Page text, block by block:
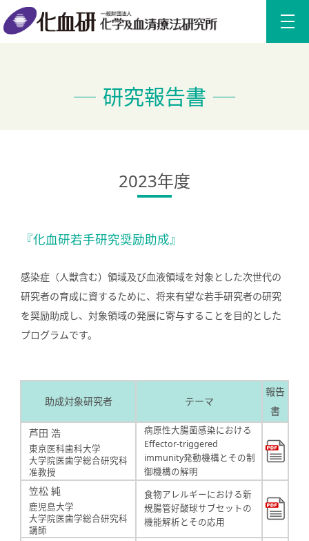
研究報告書
2023年度
『化血研若手研究奨励助成』
感染症（人獣含む）領域及び血液領域を対象とした次世代の
研究者の育成に資するために、将来有望な若手研究者の研究
を奨励助成し、対象領域の発展に寄与することを目的とした
プログラムです。
助成対象研究者 テーマ
報告
書
芦田 浩
東京医科歯科大学
大学院医歯学総合研究科
准教授
病原性大腸菌感染における
Effector-triggered
immunity発動機構とその制
御機構の解明
笠松 純
鹿児島大学
大学院医歯学総合研究科
講師
食物アレルギーにおける新
規腸管好酸球サブセットの
機能解析とその応用